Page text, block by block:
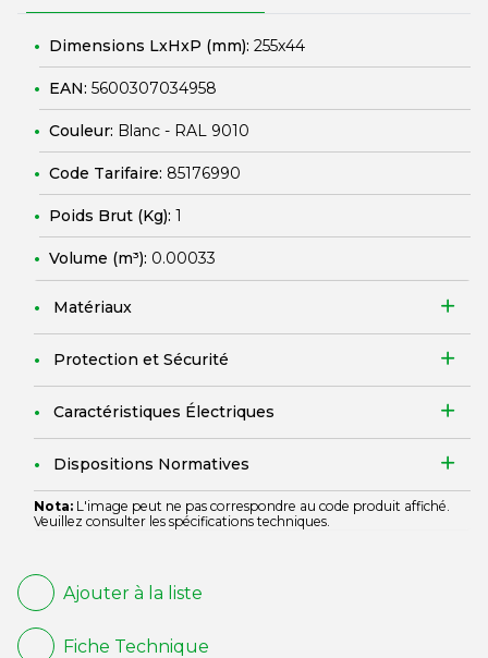
Dimensions LxHxP (mm): 255x44
EAN: 5600307034958
Couleur: Blanc - RAL 9010
Code Tarifaire: 85176990
Poids Brut (Kg): 1
Volume (m³): 0.00033
Matériaux
Protection et Sécurité
Caractéristiques Électriques
Dispositions Normatives
Nota: L'image peut ne pas correspondre au code produit affiché.
Veuillez consulter les spécifications techniques.
Ajouter à la liste
Fiche Technique